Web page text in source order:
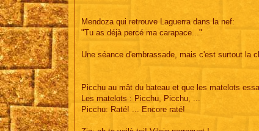
Mendoza qui retrouve Laguerra dans la nef:
"Tu as déjà percé ma carapace..."
Une séance d'embrassade, mais c'est surtout la
Picchu au mât du bateau et que les matelots
Les matelots : Picchu, Picchu, ...
Picchu: Raté! ... Encore raté!